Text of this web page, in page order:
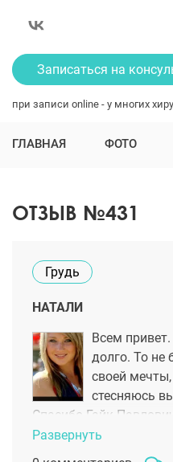
Записаться на
при записи online - у многих
ГЛАВНАЯ ФОТО
ОТЗЫВ №431
Грудь
НАТАЛИ
Всем
долго. То не
своей
стесняюсь
Спасибо Гайк
Развернуть